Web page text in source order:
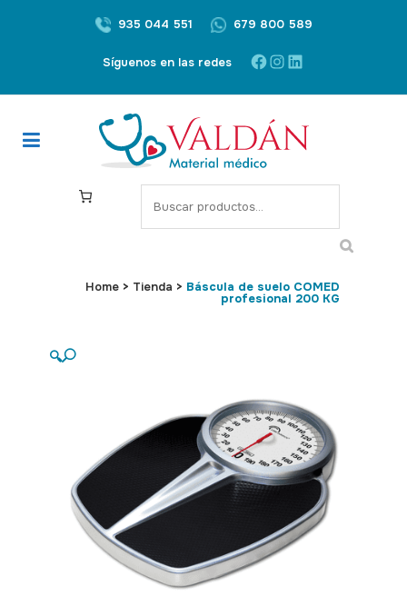
935 044 551 679 800 589
Síguenos en las redes Facebook
Instagram
LinkedIn
S
e
c
Home > Tienda > Báscula de suelo COMED
profesional 200 KG
🔍